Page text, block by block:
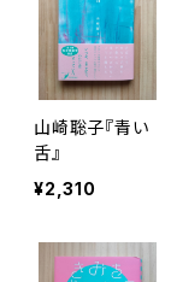
山崎聡子『青い
舌』
¥2,310